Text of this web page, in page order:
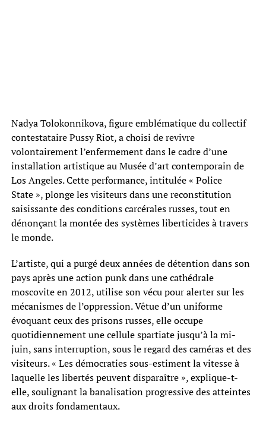
Nadya Tolokonnikova, figure emblématique du collectif
contestataire Pussy Riot, a choisi de revivre
volontairement l’enfermement dans le cadre d’une
installation artistique au Musée d’art contemporain de
Los Angeles. Cette performance, intitulée « Police
State », plonge les visiteurs dans une reconstitution
saisissante des conditions carcérales russes, tout en
dénonçant la montée des systèmes liberticides à travers
le monde.
L’artiste, qui a purgé deux années de détention dans son
pays après une action punk dans une cathédrale
moscovite en 2012, utilise son vécu pour alerter sur les
mécanismes de l’oppression. Vêtue d’un uniforme
évoquant ceux des prisons russes, elle occupe
quotidiennement une cellule spartiate jusqu’à la mi-
juin, sans interruption, sous le regard des caméras et des
visiteurs. « Les démocraties sous-estiment la vitesse à
laquelle les libertés peuvent disparaître », explique-t-
elle, soulignant la banalisation progressive des atteintes
aux droits fondamentaux.